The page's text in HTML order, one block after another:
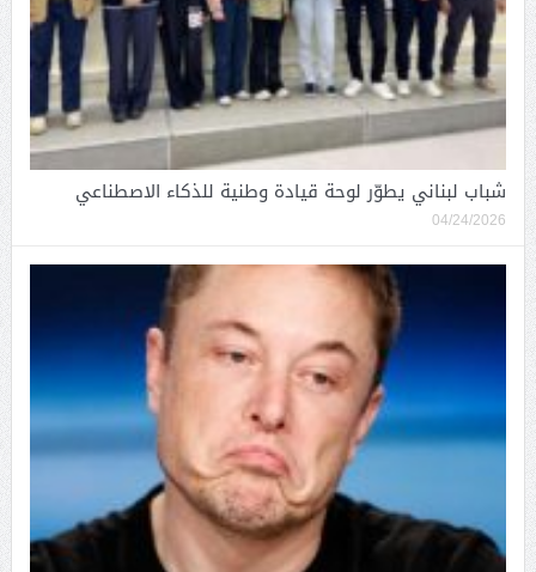
شباب لبناني يطوّر لوحة قيادة وطنية للذكاء الاصطناعي
04/24/2026